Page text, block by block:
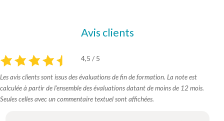
Avis clients
4,5 / 5
Les avis clients sont issus des évaluations de fin de formation. La note est
calculée à partir de l’ensemble des évaluations datant de moins de 12 mois.
Seules celles avec un commentaire textuel sont affichées.